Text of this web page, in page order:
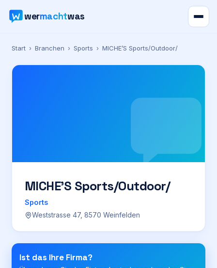
wermachtwas
Verzeichnis
Karte
Preise
Für Firmen
Login
Start › Branchen › Sports › MICHE’S Sports/Outdoor/
MICHE’S Sports/Outdoor/
Sports
Weststrasse 47, 8570 Weinfelden
Ist das Ihre Firma?